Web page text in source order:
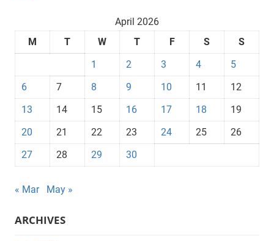
April 2026
M
T W T F S
S
1
2 3 4
5
6
7 8 9 10 11
12
13
14 15 16 17 18
19
20
21 22 23 24 25
26
27
28 29 30
« Mar May »
ARCHIVES